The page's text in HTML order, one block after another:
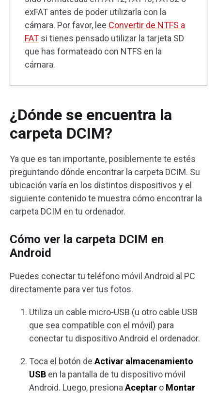
exFAT antes de poder utilizarla con la
cámara. Por favor, lee Convertir de NTFS a
FAT si tienes pensado utilizar la tarjeta SD
que has formateado con NTFS en la
cámara.
¿Dónde se encuentra la
carpeta DCIM?
Ya que es tan importante, posiblemente te estés
preguntando dónde encontrar la carpeta DCIM. Su
ubicación varía en los distintos dispositivos y el
siguiente contenido te muestra cómo encontrar la
carpeta DCIM en tu ordenador.
Cómo ver la carpeta DCIM en
Android
Puedes conectar tu teléfono móvil Android al PC
directamente para ver tus fotos.
Utiliza un cable micro-USB (u otro cable USB
que sea compatible con el móvil) para
conectar tu dispositivo Android el ordenador.
Toca el botón de Activar almacenamiento
USB en la pantalla de tu dispositivo móvil
Android. Luego, presiona Aceptar o Montar